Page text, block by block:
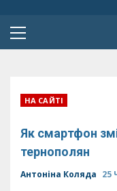
Primary
НА САЙТІ
Як смартфон
тернополян
Антоніна Коляда 25